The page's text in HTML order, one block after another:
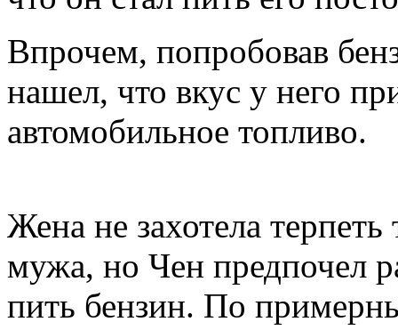
Впрочем, попробовав
нашел, что вкус у него
автомобильное топливо.
Жена не захотела терпеть
мужа, но Чен предпочел
пить бензин. По